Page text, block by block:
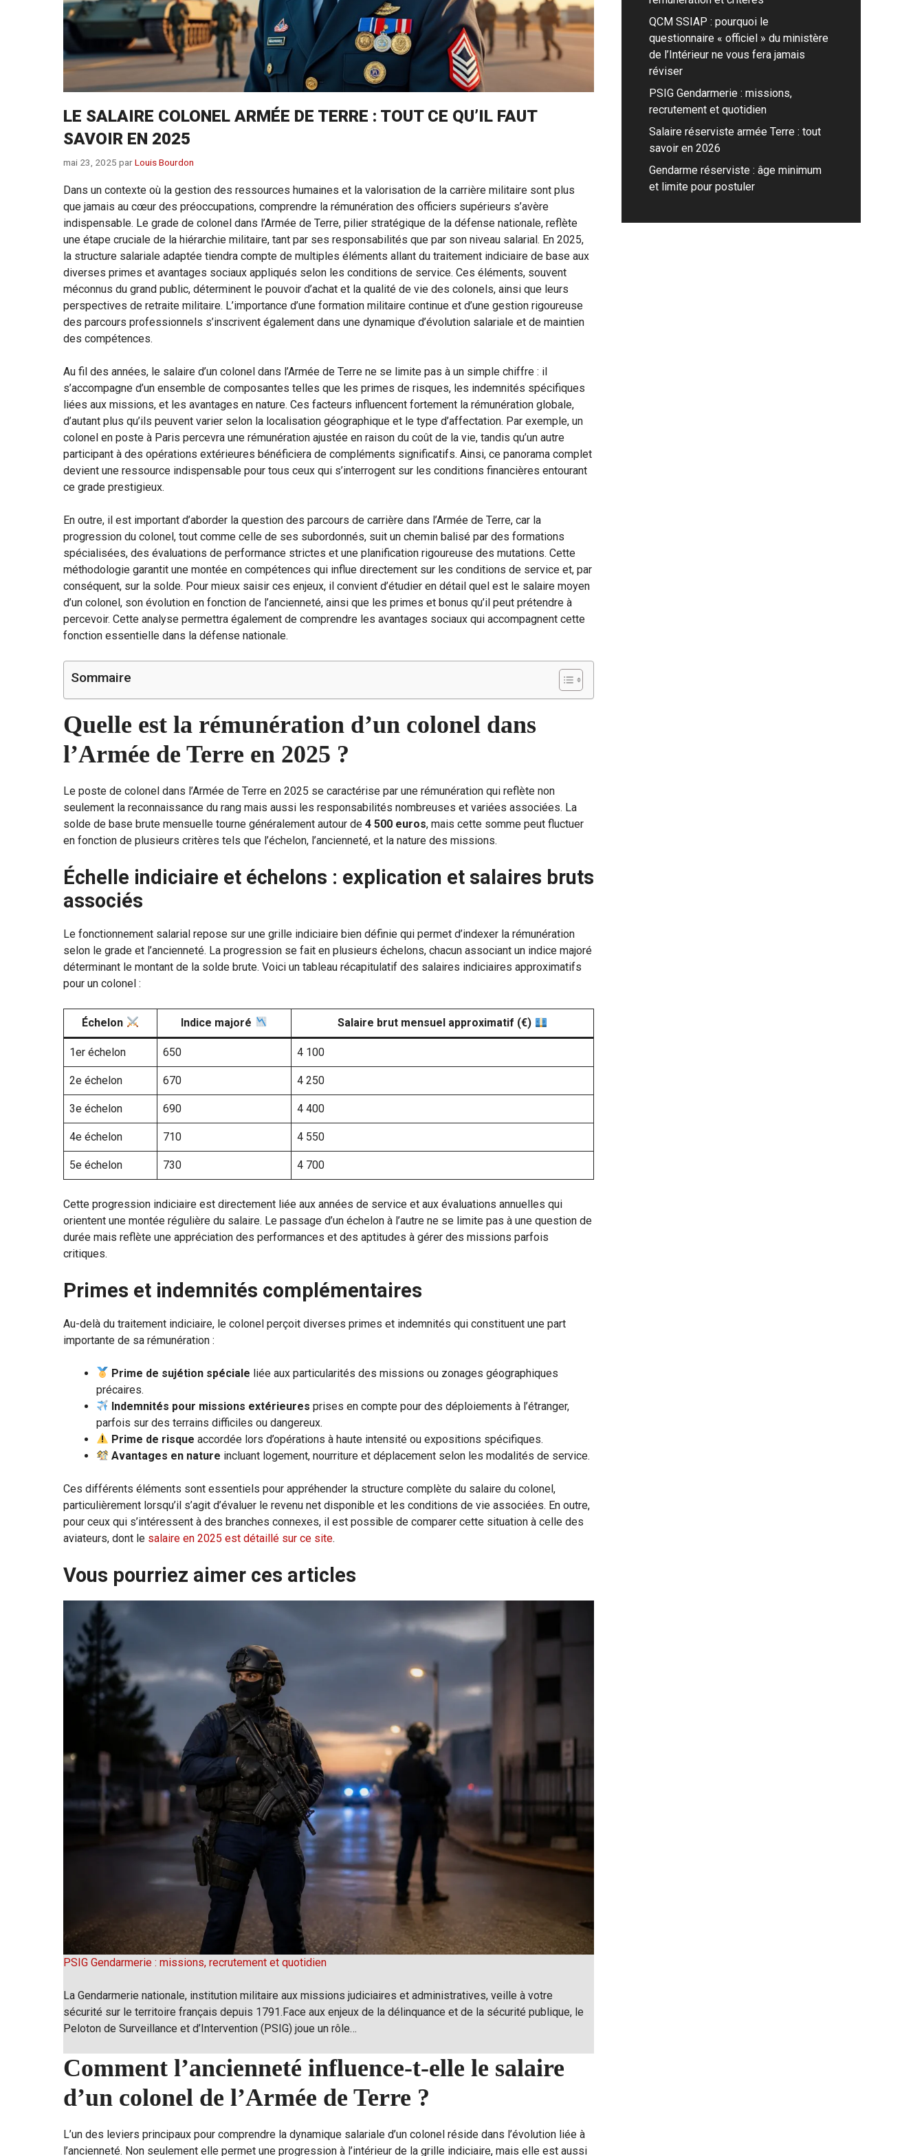
LE SALAIRE COLONEL ARMÉE DE TERRE : TOUT CE QU’IL FAUT
SAVOIR EN 2025
mai 23, 2025 parLouis Bourdon
Dans un contexte où la gestion des ressources humaines et la valorisation de la carrière militaire sont plus
que jamais au cœur des préoccupations, comprendre la rémunération des officiers supérieurs s’avère
indispensable. Le grade de colonel dans l’Armée de Terre, pilier stratégique de la défense nationale, reflète
une étape cruciale de la hiérarchie militaire, tant par ses responsabilités que par son niveau salarial. En 2025,
la structure salariale adaptée tiendra compte de multiples éléments allant du traitement indiciaire de base aux
diverses primes et avantages sociaux appliqués selon les conditions de service. Ces éléments, souvent
méconnus du grand public, déterminent le pouvoir d’achat et la qualité de vie des colonels, ainsi que leurs
perspectives de retraite militaire. L’importance d’une formation militaire continue et d’une gestion rigoureuse
des parcours professionnels s’inscrivent également dans une dynamique d’évolution salariale et de maintien
des compétences.
Au fil des années, le salaire d’un colonel dans l’Armée de Terre ne se limite pas à un simple chiffre : il
s’accompagne d’un ensemble de composantes telles que les primes de risques, les indemnités spécifiques
liées aux missions, et les avantages en nature. Ces facteurs influencent fortement la rémunération globale,
d’autant plus qu’ils peuvent varier selon la localisation géographique et le type d’affectation. Par exemple, un
colonel en poste à Paris percevra une rémunération ajustée en raison du coût de la vie, tandis qu’un autre
participant à des opérations extérieures bénéficiera de compléments significatifs. Ainsi, ce panorama complet
devient une ressource indispensable pour tous ceux qui s’interrogent sur les conditions financières entourant
ce grade prestigieux.
En outre, il est important d’aborder la question des parcours de carrière dans l’Armée de Terre, car la
progression du colonel, tout comme celle de ses subordonnés, suit un chemin balisé par des formations
spécialisées, des évaluations de performance strictes et une planification rigoureuse des mutations. Cette
méthodologie garantit une montée en compétences qui influe directement sur les conditions de service et, par
conséquent, sur la solde. Pour mieux saisir ces enjeux, il convient d’étudier en détail quel est le salaire moyen
d’un colonel, son évolution en fonction de l’ancienneté, ainsi que les primes et bonus qu’il peut prétendre à
percevoir. Cette analyse permettra également de comprendre les avantages sociaux qui accompagnent cette
fonction essentielle dans la défense nationale.
Sommaire
Quelle est la rémunération d’un colonel dans
l’Armée de Terre en 2025 ?
Le poste de colonel dans l’Armée de Terre en 2025 se caractérise par une rémunération qui reflète non
seulement la reconnaissance du rang mais aussi les responsabilités nombreuses et variées associées. La
solde de base brute mensuelle tourne généralement autour de 4 500 euros, mais cette somme peut fluctuer
en fonction de plusieurs critères tels que l’échelon, l’ancienneté, et la nature des missions.
Échelle indiciaire et échelons : explication et salaires bruts
associés
Le fonctionnement salarial repose sur une grille indiciaire bien définie qui permet d’indexer la rémunération
selon le grade et l’ancienneté. La progression se fait en plusieurs échelons, chacun associant un indice majoré
déterminant le montant de la solde brute. Voici un tableau récapitulatif des salaires indiciaires approximatifs
pour un colonel :
Échelon Indice majoré Salaire brut mensuel approximatif (€)
1er échelon 650 4 100
2e échelon 670 4 250
3e échelon 690 4 400
4e échelon 710 4 550
5e échelon 730 4 700
Cette progression indiciaire est directement liée aux années de service et aux évaluations annuelles qui
orientent une montée régulière du salaire. Le passage d’un échelon à l’autre ne se limite pas à une question de
durée mais reflète une appréciation des performances et des aptitudes à gérer des missions parfois
critiques.
Primes et indemnités complémentaires
Au-delà du traitement indiciaire, le colonel perçoit diverses primes et indemnités qui constituent une part
importante de sa rémunération :
Prime de sujétion spéciale liée aux particularités des missions ou zonages géographiques
précaires.
Indemnités pour missions extérieures prises en compte pour des déploiements à l’étranger,
parfois sur des terrains difficiles ou dangereux.
Prime de risque accordée lors d’opérations à haute intensité ou expositions spécifiques.
Avantages en nature incluant logement, nourriture et déplacement selon les modalités de service.
Ces différents éléments sont essentiels pour appréhender la structure complète du salaire du colonel,
particulièrement lorsqu’il s’agit d’évaluer le revenu net disponible et les conditions de vie associées. En outre,
pour ceux qui s’intéressent à des branches connexes, il est possible de comparer cette situation à celle des
aviateurs, dont le salaire en 2025 est détaillé sur ce site.
Vous pourriez aimer ces articles
PSIG Gendarmerie : missions, recrutement et quotidien
La Gendarmerie nationale, institution militaire aux missions judiciaires et administratives, veille à votre
sécurité sur le territoire français depuis 1791.Face aux enjeux de la délinquance et de la sécurité publique, le
Peloton de Surveillance et d’Intervention (PSIG) joue un rôle…
Comment l’ancienneté influence-t-elle le salaire
d’un colonel de l’Armée de Terre ?
L’un des leviers principaux pour comprendre la dynamique salariale d’un colonel réside dans l’évolution liée à
l’ancienneté. Non seulement elle permet une progression à l’intérieur de la grille indiciaire, mais elle est aussi
QCM SSIAP : pourquoi le
questionnaire « officiel » du ministère
de l’Intérieur ne vous fera jamais
réviser
PSIG Gendarmerie : missions,
recrutement et quotidien
Salaire réserviste armée Terre : tout
savoir en 2026
Gendarme réserviste : âge minimum
et limite pour postuler